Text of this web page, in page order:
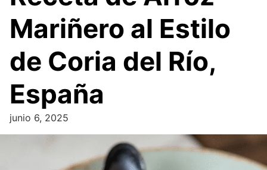
Mariñero al Estilo
de Coria del Río,
España
junio 6, 2025